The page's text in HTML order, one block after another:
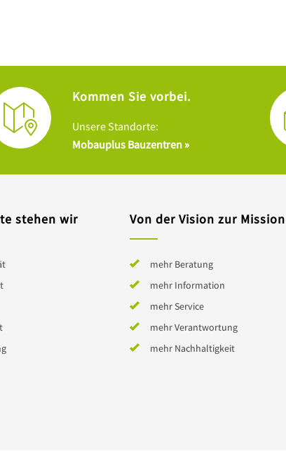
Kommen Sie vorbei.
Unsere Standorte:
Mobauplus Bauzentren »
stehen wir Von der Vision zur Mission
mehr Beratung
mehr Information
mehr Service
mehr Verantwortung
mehr Nachhaltigkeit